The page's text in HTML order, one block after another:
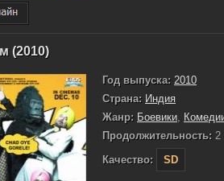
(2010)
Год выпуска: 2010
Страна: Индия
Жанр: Боевики,
Продолжительность: 2
Качество:
SD